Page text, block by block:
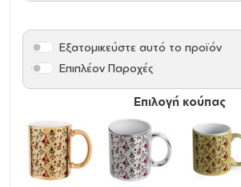
Επιλογή κούπας
Εξατομικεύστε αυτό το προϊόν
Επιπλέον Παροχές